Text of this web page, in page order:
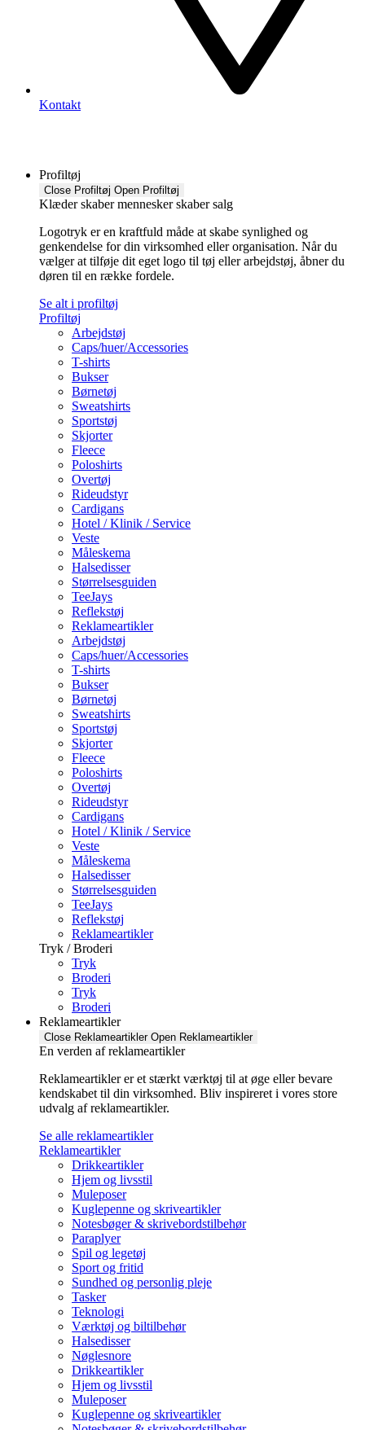
Kontakt
Profiltøj
Close Profiltøj Open Profiltøj
Klæder skaber mennesker skaber salg
Logotryk er en kraftfuld måde at skabe synlighed og
genkendelse for din virksomhed eller organisation. Når du
vælger at tilføje dit eget logo til tøj eller arbejdstøj, åbner du
døren til en række fordele.
Se alt i profiltøj
Profiltøj
Arbejdstøj
Caps/huer/Accessories
T-shirts
Bukser
Børnetøj
Sweatshirts
Sportstøj
Skjorter
Fleece
Poloshirts
Overtøj
Rideudstyr
Cardigans
Hotel / Klinik / Service
Veste
Måleskema
Halsedisser
Størrelsesguiden
TeeJays
Reflekstøj
Reklameartikler
Arbejdstøj
Caps/huer/Accessories
T-shirts
Bukser
Børnetøj
Sweatshirts
Sportstøj
Skjorter
Fleece
Poloshirts
Overtøj
Rideudstyr
Cardigans
Hotel / Klinik / Service
Veste
Måleskema
Halsedisser
Størrelsesguiden
TeeJays
Reflekstøj
Reklameartikler
Tryk / Broderi
Tryk
Broderi
Tryk
Broderi
Reklameartikler
Close Reklameartikler Open Reklameartikler
En verden af reklameartikler ​
Reklameartikler er et stærkt værktøj til at øge eller bevare
kendskabet til din virksomhed. Bliv inspireret i vores store
udvalg af reklameartikler.
Se alle reklameartikler
Reklameartikler
Drikkeartikler
Hjem og livsstil
Muleposer
Kuglepenne og skriveartikler
Notesbøger & skrivebordstilbehør
Paraplyer
Spil og legetøj
Sport og fritid
Sundhed og personlig pleje
Tasker
Teknologi
Værktøj og biltilbehør
Halsedisser
Nøglesnore
Drikkeartikler
Hjem og livsstil
Muleposer
Kuglepenne og skriveartikler